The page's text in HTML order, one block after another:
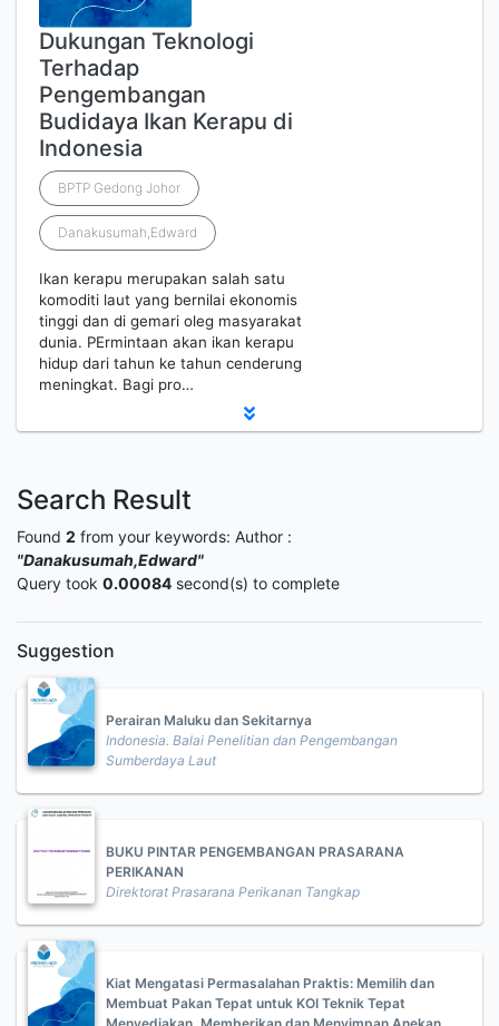
Dukungan Teknologi
Terhadap
Pengembangan
Budidaya Ikan Kerapu di
Indonesia
BPTP Gedong Johor
Danakusumah,Edward
Ikan kerapu merupakan salah satu
komoditi laut yang bernilai ekonomis
tinggi dan di gemari oleg masyarakat
dunia. PErmintaan akan ikan kerapu
hidup dari tahun ke tahun cenderung
meningkat. Bagi pro…
Search Result
Found 2 from your keywords: Author :
"Danakusumah,Edward"
Query took 0.00084 second(s) to complete
Suggestion
Perairan Maluku dan Sekitarnya
Indonesia. Balai Penelitian dan Pengembangan
Sumberdaya Laut
BUKU PINTAR PENGEMBANGAN PRASARANA
PERIKANAN
Direktorat Prasarana Perikanan Tangkap
Kiat Mengatasi Permasalahan Praktis: Memilih dan
Membuat Pakan Tepat untuk KOI Teknik Tepat